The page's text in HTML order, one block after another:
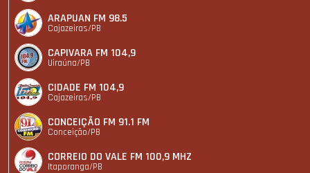
ARAPUAN FM 98.5
Cajazeiras/PB
CAPIVARA FM 104,9
Uiraúna/PB
CIDADE FM 104,9
Cajazeiras/PB
CONCEIÇÃO FM 91.1 FM
Conceição/PB
CORREIO DO VALE FM 100,9 MHZ
Itaporanga/PB